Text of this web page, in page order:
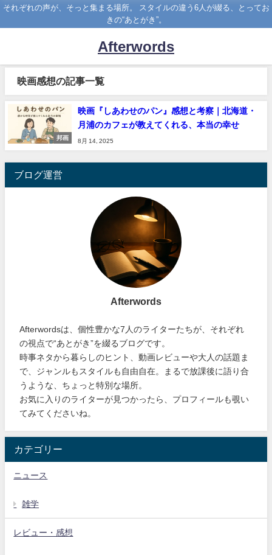
それぞれの声が、そっと集まる場所。 スタイルの違う6人が綴る、とってお
きの“あとがき”。
Afterwords
映画感想の記事一覧
邦画
映画『しあわせのパン』感想と考察｜北海道・
月浦のカフェが教えてくれる、本当の幸せ
8月 14, 2025
ブログ運営
Afterwords
Afterwordsは、個性豊かな7人のライターたちが、それぞれ
の視点で“あとがき”を綴るブログです。
時事ネタから暮らしのヒント、動画レビューや大人の話題ま
で、ジャンルもスタイルも自由自在。まるで放課後に語り合
うような、ちょっと特別な場所。
お気に入りのライターが見つかったら、プロフィールも覗い
てみてくださいね。
カテゴリー
ニュース
雑学
レビュー・感想